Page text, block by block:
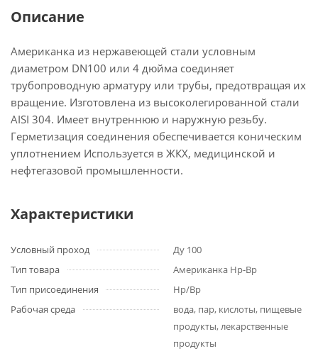
Описание
Американка из нержавеющей стали условным
диаметром DN100 или 4 дюйма соединяет
трубопроводную арматуру или трубы, предотвращая их
вращение. Изготовлена из высоколегированной стали
AISI 304. Имеет внутреннюю и наружную резьбу.
Герметизация соединения обеспечивается коническим
уплотнением Используется в ЖКХ, медицинской и
нефтегазовой промышленности.
Характеристики
Условный проход
Ду 100
Тип товара
Американка Нр-Вр
Тип присоединения
Нр/Вр
Рабочая среда
вода, пар, кислоты, пищевые
продукты, лекарственные
продукты